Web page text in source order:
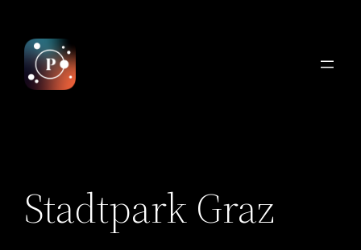
Inhalt
springen
Stadtpark Graz